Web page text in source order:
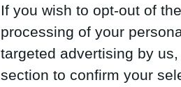
If you wish to opt-out of
processing of your
targeted advertising by
section to confirm your